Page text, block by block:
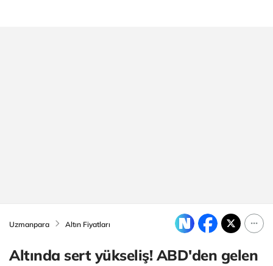
Uzmanpara Altın Fiyatları
Altında sert yükseliş! ABD'den gelen